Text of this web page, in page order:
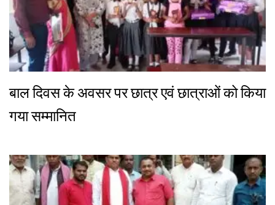
बाल दिवस के अवसर पर छात्र एवं छात्राओं को किया
गया सम्मानित